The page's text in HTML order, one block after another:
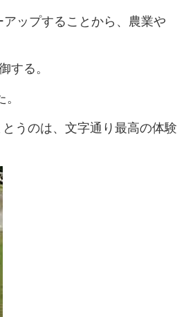
ップすることから、農業や
する。
うのは、文字通り最高の体験